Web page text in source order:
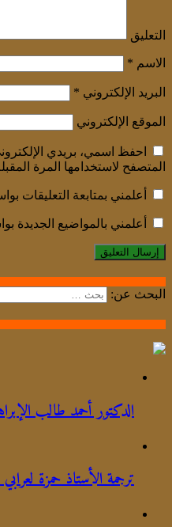
التعليق
الاسم *
البريد الإلكتروني *
الموقع الإلكتروني
احفظ اسمي، بريدي
المتصفح لاستخدامها المرة
أعلمني بمتابعة التعليقات
أعلمني بالمواضيع الجديدة
البحث عن:
الدكتور أحمد طالب
ترجمة الأستاذ حمزة